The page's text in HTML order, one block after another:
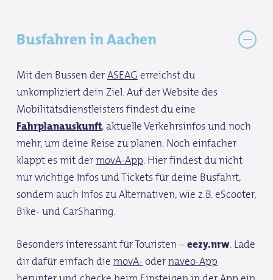
Busfahren in Aachen
Mit den Bussen derASEAGerreichst du
unkompliziert dein Ziel. Auf der Website des
Mobilitätsdienstleisters findest du eine
Fahrplanauskunft, aktuelle Verkehrsinfos und noch
mehr, um deine Reise zu planen. Noch einfacher
klappt es mit dermovA-App. Hier findest du nicht
nur wichtige Infos und Tickets für deine Busfahrt,
sondern auch Infos zu Alternativen, wie z.B. eScooter,
Bike- und CarSharing.
Besonders interessant für Touristen –eezy.nrw. Lade
dir dafür einfach diemovA-odernaveo-App